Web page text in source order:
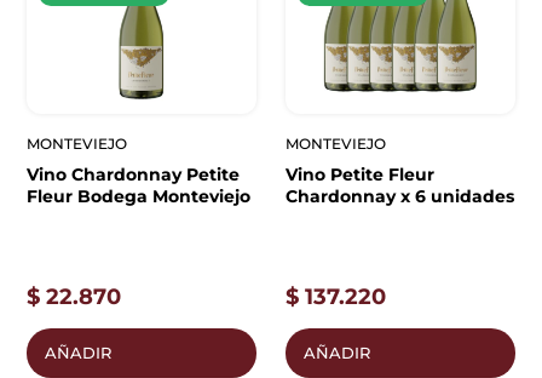
MONTEVIEJO
Vino Chardonnay Petite
Fleur Bodega Monteviejo
$ 22.870
AÑADIR
MONTEVIEJO
Vino Petite Fleur
Chardonnay x 6 unidades
$ 137.220
AÑADIR